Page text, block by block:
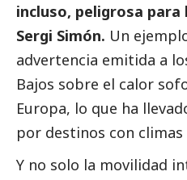
incluso, peligrosa para
Sergi Simón. Un
advertencia emitida a
Bajos sobre el calor
Europa, lo que ha
por destinos con
Y no solo la movilidad